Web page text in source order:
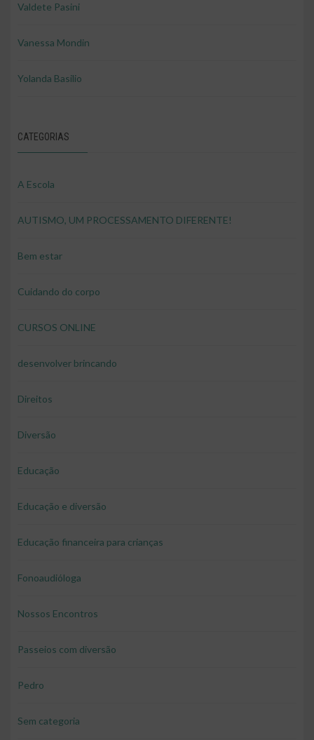
Valdete Pasini
Vanessa Mondin
Yolanda Basilio
CATEGORIAS
A Escola
AUTISMO, UM PROCESSAMENTO DIFERENTE!
Bem estar
Cuidando do corpo
CURSOS ONLINE
desenvolver brincando
Direitos
Diversão
Educação
Educação e diversão
Educação financeira para crianças
Fonoaudióloga
Nossos Encontros
Passeios com diversão
Pedro
Sem categoria